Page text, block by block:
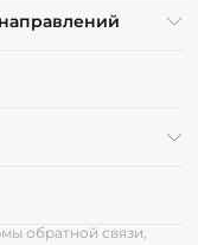
обратной связи,